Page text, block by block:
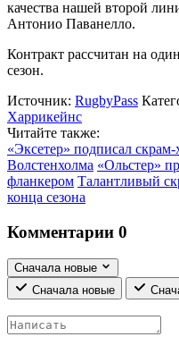
качества нашей второй
Антонио Паванелло.
Контракт рассчитан на
сезон.
Источник: RugbyPass
Харрикейнс
Читайте также:
«Эксетер» подписал
Волстенхолма «Ольстер»
фланкером Талантливый
конца сезона
Комментарии 0
Сначала новые
Сначала новые